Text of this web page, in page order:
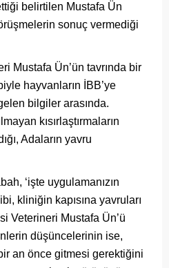
belirtilen Mustafa Ün
sonuç vermediği
Mustafa Ün’ün tavrında bir
hayvanların İBB’ye
bilgiler arasında.
kısırlaştırmaların
Adaların yavru
‘işte uygulamanızın
kliniğin kapısına yavruları
Veterineri Mustafa Ün’ü
düşüncelerinin ise,
an önce gitmesi gerektiğini